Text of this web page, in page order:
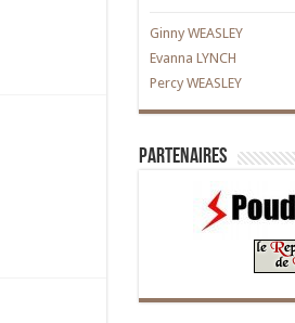
Ginny WEASLEY
Evanna LYNCH
Percy WEASLEY
Partenaires